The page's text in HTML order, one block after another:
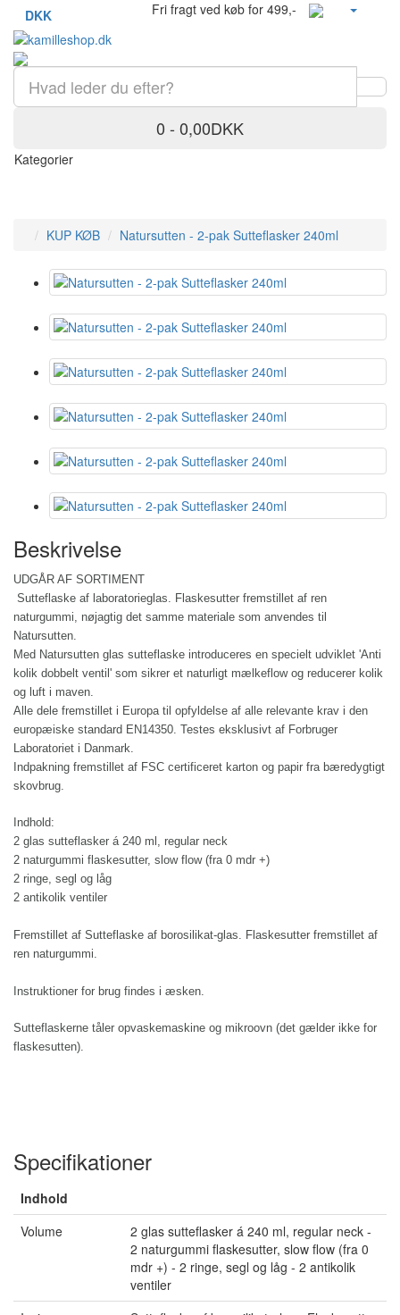
DKK Fri fragt ved køb for 499,-
0 - 0,00DKK
Kategorier
KUP KØB Natursutten - 2-pak Sutteflasker 240ml
Beskrivelse
UDGÅR AF SORTIMENT
Sutteflaske af laboratorieglas. Flaskesutter fremstillet af ren
naturgummi, nøjagtig det samme materiale som anvendes til
Natursutten.
Med Natursutten glas sutteflaske introduceres en specielt udviklet 'Anti
kolik dobbelt ventil' som sikrer et naturligt mælkeflow og reducerer kolik
og luft i maven.
Alle dele fremstillet i Europa til opfyldelse af alle relevante krav i den
europæiske standard EN14350. Testes eksklusivt af Forbruger
Laboratoriet i Danmark.
Indpakning fremstillet af FSC certificeret karton og papir fra bæredygtigt
skovbrug.
Indhold:
2 glas sutteflasker á 240 ml, regular neck
2 naturgummi flaskesutter, slow flow (fra 0 mdr +)
2 ringe, segl og låg
2 antikolik ventiler
Fremstillet af Sutteflaske af borosilikat-glas. Flaskesutter fremstillet af
ren naturgummi.
Instruktioner for brug findes i æsken.
Sutteflaskerne tåler opvaskemaskine og mikroovn (det gælder ikke for
flaskesutten).
Specifikationer
Indhold
Volume
2 glas sutteflasker á 240 ml, regular neck -
2 naturgummi flaskesutter, slow flow (fra 0
mdr +) - 2 ringe, segl og låg - 2 antikolik
ventiler